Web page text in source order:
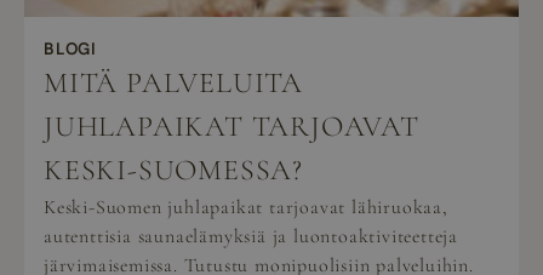
BLOGI
MITÄ PALVELUITA
JUHLAPAIKAT TARJOAVAT
KESKI-SUOMESSA?
Keski-Suomen juhlapaikat tarjoavat lähiruokaa,
autenttisia saunaelämyksiä ja luontoaktiviteetteja
järvimaisemissa. Tutustu monipuolisiin palveluihin.